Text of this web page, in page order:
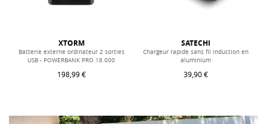
XTORM
Batterie externe ordinateur 2 sorties
USB - POWERBANK PRO 18.000
198,99 €
SATECHI
Chargeur rapide sans fil induction en
aluminium
39,90 €